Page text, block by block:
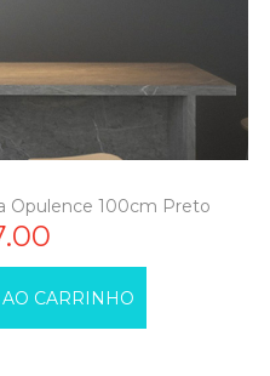
Opulence 100cm Preto
CARRINHO